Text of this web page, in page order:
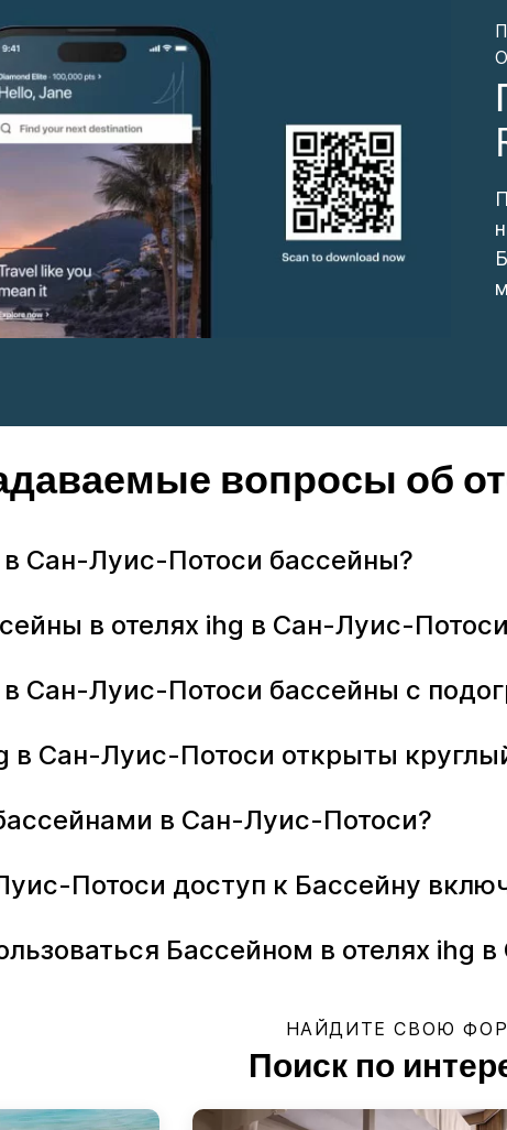
вопросы об
в Сан-Луис-Потоси бассейны?
в отелях ihg в Сан-Луис-
в Сан-Луис-Потоси бассейны с
в Сан-Луис-Потоси открыты
в Сан-Луис-Потоси?
Потоси доступ к Бассейну
Бассейном в отелях ihg
НАЙДИТЕ СВОЮ
Поиск по